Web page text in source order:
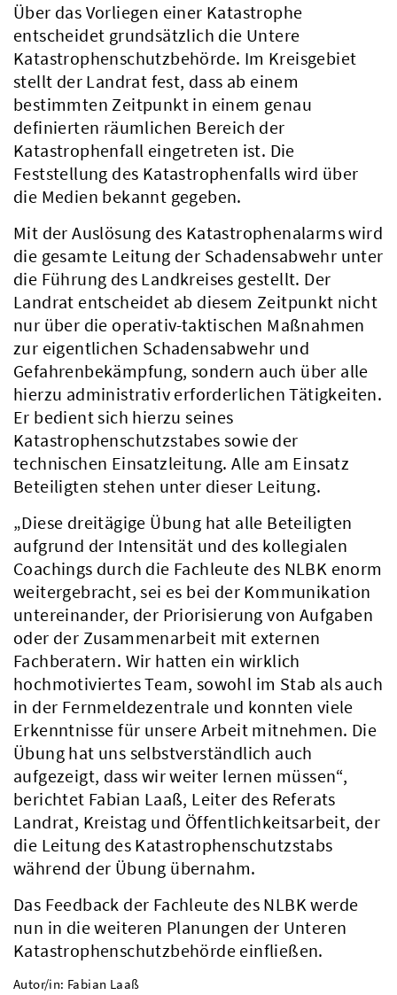
Über das Vorliegen einer Katastrophe
entscheidet grundsätzlich die Untere
Katastrophenschutzbehörde. Im Kreisgebiet
stellt der Landrat fest, dass ab einem
bestimmten Zeitpunkt in einem genau
definierten räumlichen Bereich der
Katastrophenfall eingetreten ist. Die
Feststellung des Katastrophenfalls wird über
die Medien bekannt gegeben.
Mit der Auslösung des Katastrophenalarms wird
die gesamte Leitung der Schadensabwehr unter
die Führung des Landkreises gestellt. Der
Landrat entscheidet ab diesem Zeitpunkt nicht
nur über die operativ-taktischen Maßnahmen
zur eigentlichen Schadensabwehr und
Gefahrenbekämpfung, sondern auch über alle
hierzu administrativ erforderlichen Tätigkeiten.
Er bedient sich hierzu seines
Katastrophenschutzstabes sowie der
technischen Einsatzleitung. Alle am Einsatz
Beteiligten stehen unter dieser Leitung.
„Diese dreitägige Übung hat alle Beteiligten
aufgrund der Intensität und des kollegialen
Coachings durch die Fachleute des NLBK enorm
weitergebracht, sei es bei der Kommunikation
untereinander, der Priorisierung von Aufgaben
oder der Zusammenarbeit mit externen
Fachberatern. Wir hatten ein wirklich
hochmotiviertes Team, sowohl im Stab als auch
in der Fernmeldezentrale und konnten viele
Erkenntnisse für unsere Arbeit mitnehmen. Die
Übung hat uns selbstverständlich auch
aufgezeigt, dass wir weiter lernen müssen“,
berichtet Fabian Laaß, Leiter des Referats
Landrat, Kreistag und Öffentlichkeitsarbeit, der
die Leitung des Katastrophenschutzstabs
während der Übung übernahm.
Das Feedback der Fachleute des NLBK werde
nun in die weiteren Planungen der Unteren
Katastrophenschutzbehörde einfließen.
Autor/in: Fabian Laaß